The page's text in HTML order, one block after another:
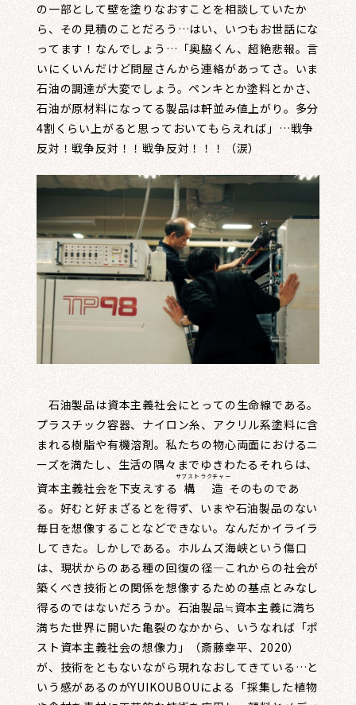
の一部として壁を塗りなおすことを相談していたか
ら、その見積のことだろう…はい、いつもお世話にな
ってます！なんでしょう…「奥脇くん、超絶悲報。言
いにくいんだけど問屋さんから連絡があってさ。いま
石油の調達が大変でしょう。ペンキとか塗料とかさ、
石油が原材料になってる製品は軒並み値上がり。多分
4割くらい上がると思っておいてもらえれば」…戦争
反対！戦争反対！！戦争反対！！！（涙）
石油製品は資本主義社会にとっての生命線である。
プラスチック容器、ナイロン糸、アクリル系塗料に含
まれる樹脂や有機溶剤。私たちの物心両面におけるニ
ーズを満たし、生活の隅々までゆきわたるそれらは、
資本主義社会を下支えする 構造
サブストラクチャー
そのものであ
る。好むと好まざるとを得ず、いまや石油製品のない
毎日を想像することなどできない。なんだかイライラ
してきた。しかしである。ホルムズ海峡という傷口
は、現状からのある種の回復の径―これからの社会が
築くべき技術との関係を想像するための基点とみなし
得るのではないだろうか。石油製品≒資本主義に満ち
満ちた世界に開いた亀裂のなかから、いうなれば「ポ
スト資本主義社会の想像力」（斎藤幸平、2020）
が、技術をともないながら現れなおしてきている…と
いう感があるのがYUIKOUBOUによる「採集した植物